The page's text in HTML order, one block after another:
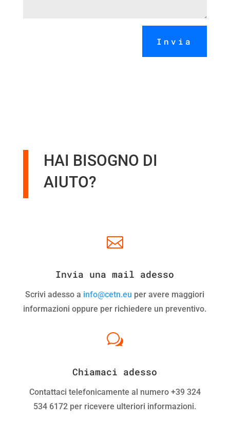
Invia
HAI BISOGNO DI
AIUTO?

Invia una mail adesso
Scrivi adesso a info@cetn.eu per avere maggiori
informazioni oppure per richiedere un preventivo.
w
Chiamaci adesso
Contattaci telefonicamente al numero +39 324
534 6172 per ricevere ulteriori informazioni.